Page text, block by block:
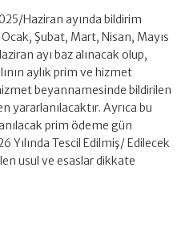
Haziran ayında bildirim
Şubat, Mart, Nisan, Mayıs
ayı baz alınacak olup,
aylık prim ve hizmet
beyannamesinde bildirilen
yararlanılacaktır. Ayrıca bu
prim ödeme gün
Yılında Tescil Edilmiş/ Edilecek
usul ve esaslar dikkate